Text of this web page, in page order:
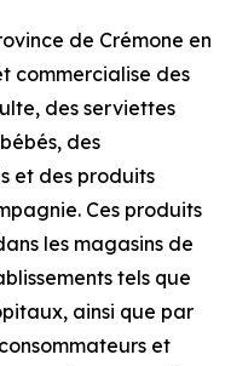
de Crémone en
commercialise des
des serviettes
des
et des produits
Ces produits
les magasins de
tels que
ainsi que par
et